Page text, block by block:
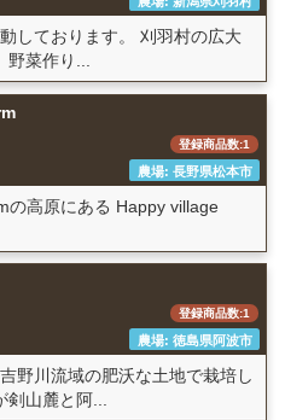
しております。 刈羽村の広大
菜作り...
登録商品数:1
農場: 長野県松本市
の高原にある Happy village
登録商品数:1
農場: 徳島県阿波市
川流域の肥沃な土地で栽培し
剣山麓と阿...